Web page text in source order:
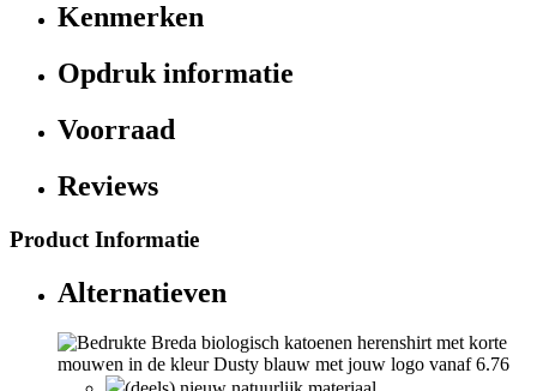
Kenmerken
Opdruk informatie
Voorraad
Reviews
Product Informatie
Alternatieven